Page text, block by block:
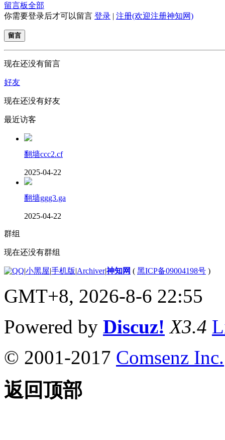
留言板全部
你需要登录后才可以留言 登录 | 注册(欢迎注册神知网)
留言
现在还没有留言
好友
现在还没有好友
最近访客
翻墙ccc2.cf
2025-04-22
翻墙ggg3.ga
2025-04-22
群组
现在还没有群组
|小黑屋|手机版|Archiver|神知网 ( 黑ICP备09004198号 )
GMT+8, 2026-8-6 22:55
Powered by Discuz! X3.4
© 2001-2017 Comsenz Inc.
返回顶部